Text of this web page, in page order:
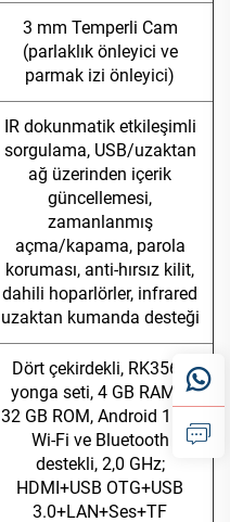
3 mm Temperli Cam
(parlaklık önleyici ve
parmak izi önleyici)
IR dokunmatik etkileşimli
sorgulama, USB/uzaktan
ağ üzerinden içerik
güncellemesi,
zamanlanmış
açma/kapama, parola
koruması, anti-hırsız kilit,
dahili hoparlörler, infrared
uzaktan kumanda desteği
Dört çekirdekli, RK3568
yonga seti, 4 GB RAM +
32 GB ROM, Android 11.0,
Wi-Fi ve Bluetooth
destekli, 2,0 GHz;
HDMI+USB OTG+USB
3.0+LAN+Ses+TF